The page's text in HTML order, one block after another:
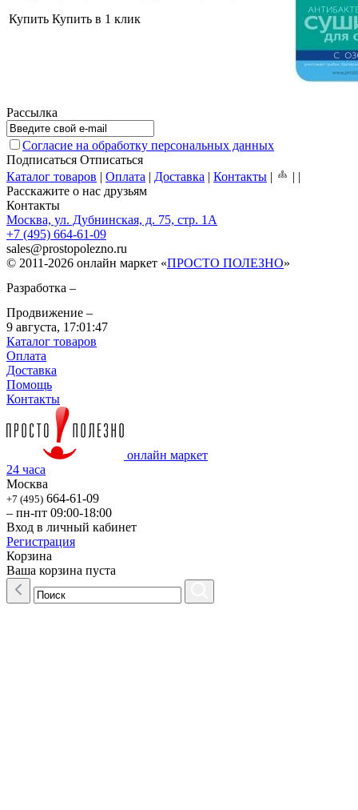
Купить Купить в 1 клик
Рассылка
Согласие на обработку персональных данных
Подписаться Отписаться
Каталог товаров | Оплата | Доставка | Контакты | | |
Расскажите о нас друзьям
Контакты
Москва, ул. Дубнинская, д. 75, стр. 1А
+7 (495) 664-61-09
sales@prostopolezno.ru
© 2011-2026 онлайн маркет «ПРОСТО ПОЛЕЗНО»
Разработка –
Продвижение –
9 августа, 17:01:47
Каталог товаров
Оплата
Доставка
Помощь
Контакты
онлайн маркет
24 часа
Москва
+7 (495) 664-61-09
– пн-пт 09:00-18:00
Вход в личный кабинет
Регистрация
Корзина
Ваша корзина пуста